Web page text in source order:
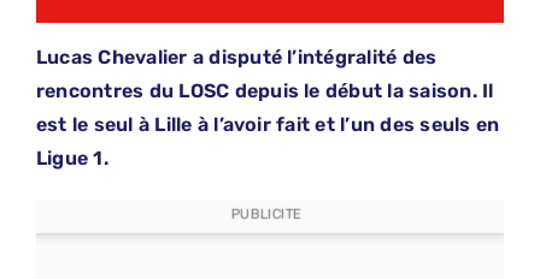
Lucas Chevalier a disputé l’intégralité des
rencontres du LOSC depuis le début la saison. Il
est le seul à Lille à l’avoir fait et l’un des seuls en
Ligue 1.
PUBLICITE